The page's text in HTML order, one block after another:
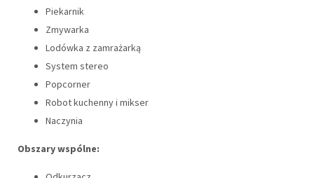
Piekarnik
Zmywarka
Lodówka z zamrażarką
System stereo
Popcorner
Robot kuchenny i mikser
Naczynia
Obszary wspólne: